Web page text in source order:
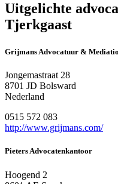
Uitgelichte
Tjerkgaast
Grijmans Advocatuur &
Jongemastraat 28
8701 JD Bolsward
Nederland
0515 572 083
http://www.grijmans.com/
Pieters Advocatenkantoor
Hoogend 2